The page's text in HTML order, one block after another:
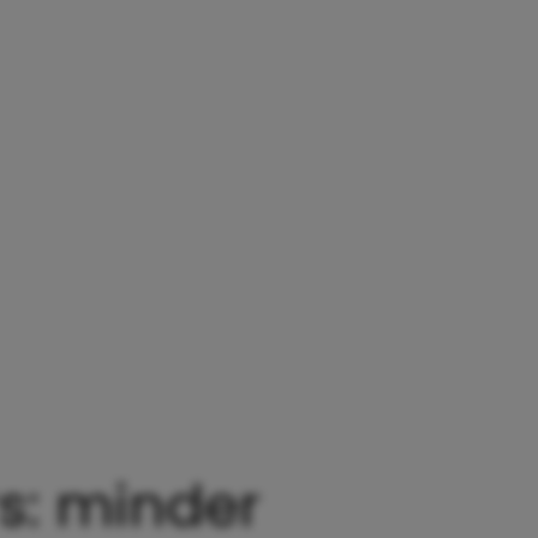
minder